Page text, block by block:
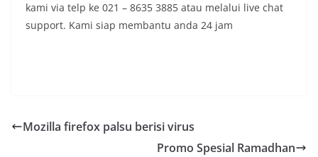
kami via telp ke 021 – 8635 3885 atau melalui live chat
support. Kami siap membantu anda 24 jam
Mozilla firefox palsu berisi virus
Promo Spesial Ramadhan